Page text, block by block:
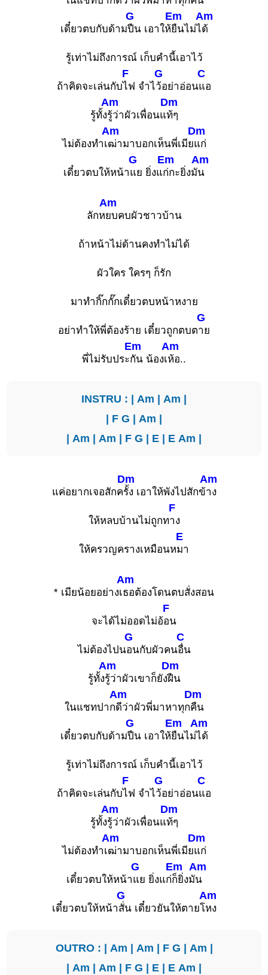
เดี๋ยวตบกับด้าม
G
ปืน เอาให้
Em
ยืนไม่ไ
Am
ด้
รู้เท่าไม่ถึงการณ์ เก็บคำนี้เอาไว้
ถ้าคิดจะเล่นกับ
F
ไฟ จำไ
G
ว้อย่าอ่อน
C
แอ
รู้ทั้ง
Am
รู้ว่าผัวเพื่อนแ
Dm
ท้ๆ
ไม่ต้องทำเ
Am
ฒ่ามาบอกเห็นพี่เมีย
Dm
แก่
เดี๋ยวตบให้หน้า
G
แย ยิ่งแ
Em
ก่กะยิ่งมั
Am
น
ลักห
Am
ยบคบผัวชาวบ้าน
ถ้าหน้าไม่ด้านคงทำไม่ได้
ผัวใคร ใครๆ ก็รัก
มาทำกิ๊กกั๊กเดี๋ยวตบหน้าหงาย
อย่าทำให้พี่ต้องร้าย เดี๋ยวถูกตบต
G
าย
พี่ไม่รับประ
Em
กัน น้องเ
Am
ห้อ..
INSTRU : | Am | Am |
| F G | Am |
| Am | Am | F G | E | E Am |
แค่อยากเจอสักค
Dm
รั้ง เอาให้พังไปสักข้
Am
าง
ให้หลบบ้านไม่ถูกท
F
าง
ให้ครวญครางเหมือนห
E
มา
* เมียน้อยอย่างเ
Am
ธอต้องโดนตบสั่งสอน
จะได้ไม่ออดไม่อ้
F
อน
ไม่ต้องไปน
G
อนกับผัวคน
C
อื่น
รู้ทั้ง
Am
รู้ว่าผัวเขาก็ยัง
Dm
ฝืน
ในแชทปาก
Am
ดีว่าผัวพี่มาหาทุก
Dm
คืน
เดี๋ยวตบกับด้าม
G
ปืน เอาให้
Em
ยืนไม่
Am
ได้
รู้เท่าไม่ถึงการณ์ เก็บคำนี้เอาไว้
ถ้าคิดจะเล่นกับ
F
ไฟ จำไ
G
ว้อย่าอ่อน
C
แอ
รู้ทั้ง
Am
รู้ว่าผัวเพื่อนแ
Dm
ท้ๆ
ไม่ต้องทำเ
Am
ฒ่ามาบอกเห็นพี่เมีย
Dm
แก่
เดี๋ยวตบให้หน้า
G
แย ยิ่งแก่
Em
ก็ยิ่งมั
Am
น
เดี๋ยวตบให้หน้า
G
สั่น เดี๋ยวยันให้ตายโ
Am
หง
OUTRO : | Am | Am | F G | Am |
| Am | Am | F G | E | E Am |